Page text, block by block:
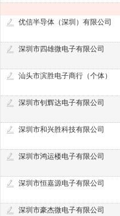
优信半导体（深圳）有限公司
深圳市四雄微电子有限公司
汕头市滨胜电子商行（个体）
深圳市钊辉达电子有限公司
深圳市和兴胜科技有限公司
深圳市鸿运楼电子有限公司
深圳市恒嘉源电子有限公司
深圳市豪杰微电子有限公司